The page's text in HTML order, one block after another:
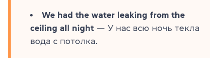
We had the water leaking from the
ceiling all night — У нас всю ночь текла
вода с потолка.